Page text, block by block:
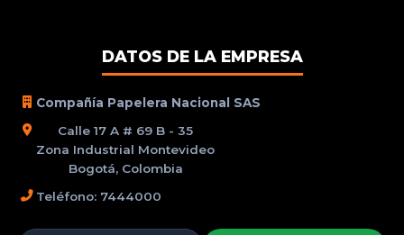
DATOS DE LA EMPRESA
Compañía Papelera Nacional SAS
Calle 17 A # 69 B - 35
Zona Industrial Montevideo
Bogotá, Colombia
Teléfono: 7444000